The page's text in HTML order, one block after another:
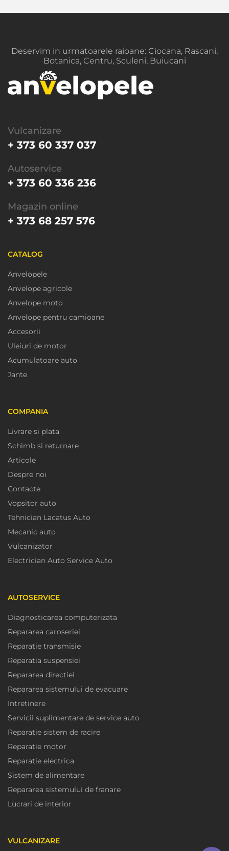
Deservim in urmatoarele raioane: Ciocana, Rascani,
Botanica, Centru, Sculeni, Buiucani
Vulcanizare
+ 373 60 337 037
Autoservice
+ 373 60 336 236
Magazin online
+ 373 68 257 576
CATALOG
Anvelopele
Anvelope agricole
Anvelope moto
Anvelope pentru camioane
Accesorii
Uleiuri de motor
Acumulatoare auto
Jante
COMPANIA
Livrare si plata
Schimb si returnare
Articole
Despre noi
Contacte
Vopsitor auto
Tehnician Lacatus Auto
Mecanic auto
Vulcanizator
Electrician Auto Service Auto
AUTOSERVICE
Diagnosticarea computerizata
Repararea caroseriei
Reparatie transmisie
Reparatia suspensiei
Repararea directiei
Repararea sistemului de evacuare
Intretinere
Servicii suplimentare de service auto
Reparatie sistem de racire
Reparatie motor
Reparatie electrica
Sistem de alimentare
Repararea sistemului de franare
Lucrari de interior
VULCANIZARE